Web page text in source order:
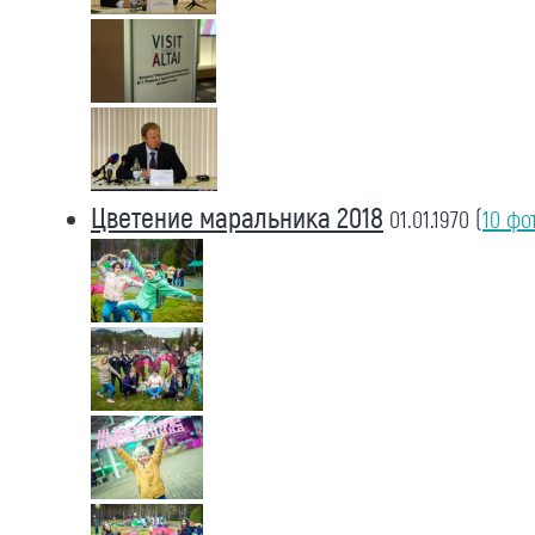
Цветение маральника 2018 01.01.1970 (10